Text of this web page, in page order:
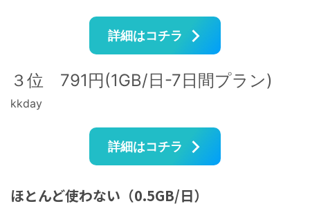
詳細はコチラ
３位 791円(1GB/日-7日間プラン)
kkday
詳細はコチラ
ほとんど使わない（0.5GB/日）